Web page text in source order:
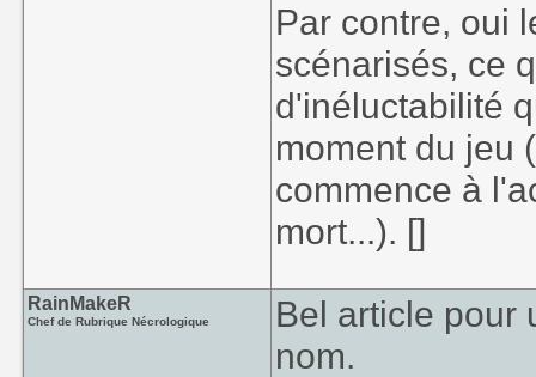
Par contre, oui
scénarisés, ce
d'inéluctabilité
moment du jeu
commence à
mort...). []
RainMakeR
Chef de Rubrique Nécrologique
Bel article pour
nom.